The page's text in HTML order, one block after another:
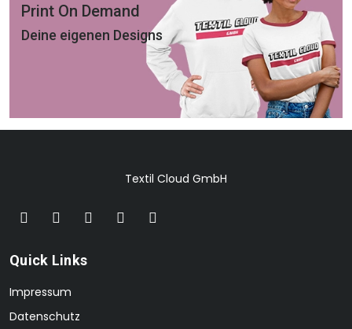
Print On Demand
Deine eigenen Designs
Textil Cloud GmbH
Quick Links
Impressum
Datenschutz